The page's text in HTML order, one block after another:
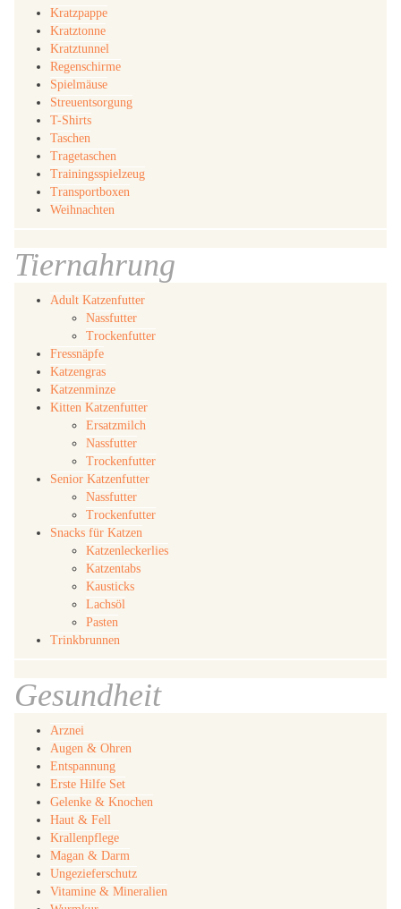
Kratzpappe
Kratztonne
Kratztunnel
Regenschirme
Spielmäuse
Streuentsorgung
T-Shirts
Taschen
Tragetaschen
Trainingsspielzeug
Transportboxen
Weihnachten
Tiernahrung
Adult Katzenfutter
Nassfutter
Trockenfutter
Fressnäpfe
Katzengras
Katzenminze
Kitten Katzenfutter
Ersatzmilch
Nassfutter
Trockenfutter
Senior Katzenfutter
Nassfutter
Trockenfutter
Snacks für Katzen
Katzenleckerlies
Katzentabs
Kausticks
Lachsöl
Pasten
Trinkbrunnen
Gesundheit
Arznei
Augen & Ohren
Entspannung
Erste Hilfe Set
Gelenke & Knochen
Haut & Fell
Krallenpflege
Magan & Darm
Ungezieferschutz
Vitamine & Mineralien